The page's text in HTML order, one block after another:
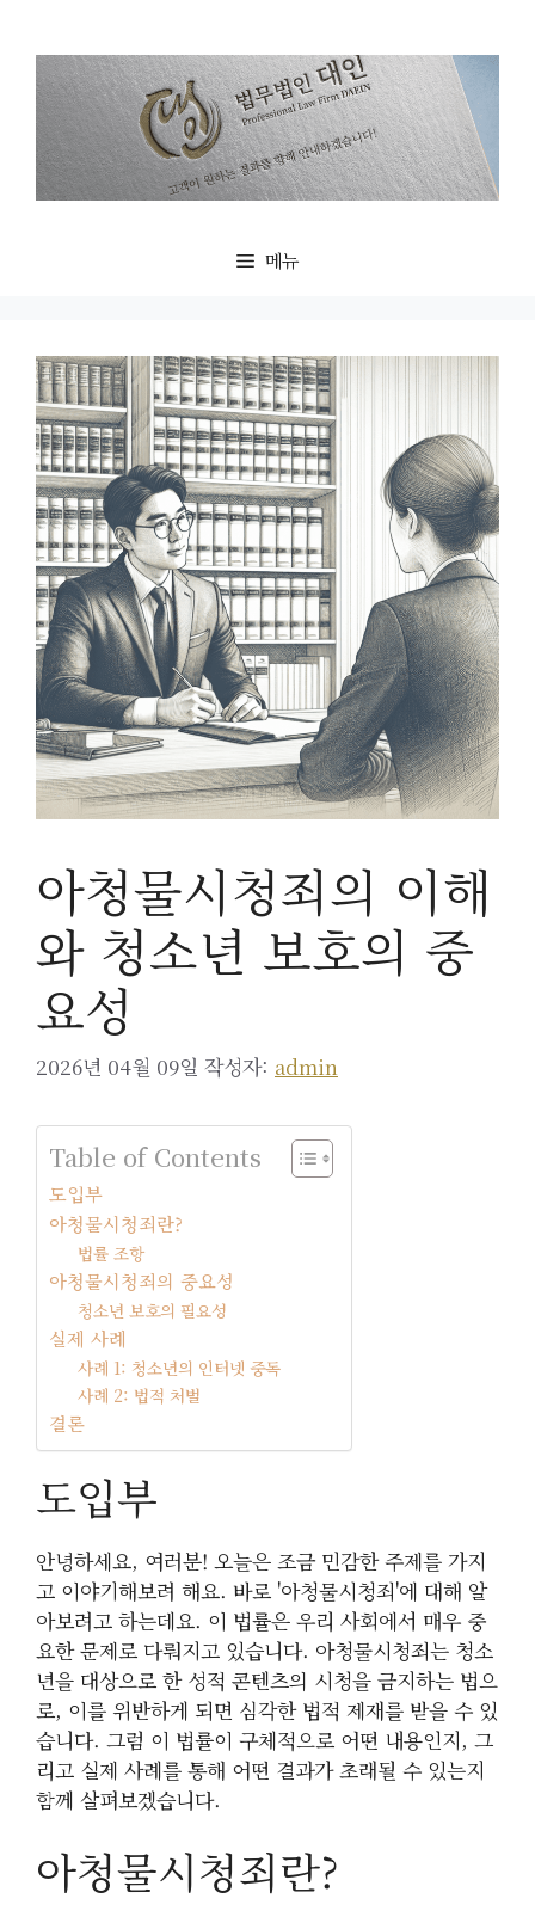
메뉴
아청물시청죄의 이해
와 청소년 보호의 중
요성
2026년 04월 09일 작성자: admin
Table of Contents
도입부
아청물시청죄란?
법률 조항
아청물시청죄의 중요성
청소년 보호의 필요성
실제 사례
사례 1: 청소년의 인터넷 중독
사례 2: 법적 처벌
결론
도입부
안녕하세요, 여러분! 오늘은 조금 민감한 주제를 가지
고 이야기해보려 해요. 바로 '아청물시청죄'에 대해 알
아보려고 하는데요. 이 법률은 우리 사회에서 매우 중
요한 문제로 다뤄지고 있습니다. 아청물시청죄는 청소
년을 대상으로 한 성적 콘텐츠의 시청을 금지하는 법으
로, 이를 위반하게 되면 심각한 법적 제재를 받을 수 있
습니다. 그럼 이 법률이 구체적으로 어떤 내용인지, 그
리고 실제 사례를 통해 어떤 결과가 초래될 수 있는지
함께 살펴보겠습니다.
아청물시청죄란?